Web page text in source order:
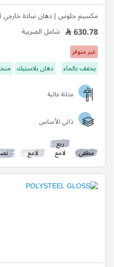
مكسيم جلوس | دهان سادة خارجي
630.78 شامل الضريبة
غير متوفر
يخفف بالماء
دهان بلاستيك
متانة عالية
ذاتي الأساس
مطفي
ربع
لامع لامع